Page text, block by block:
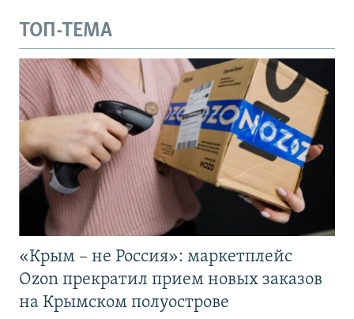
ТОП-ТЕМА
«Крым – не Россия»: маркетплейс
Ozon прекратил прием новых заказов
на Крымском полуострове